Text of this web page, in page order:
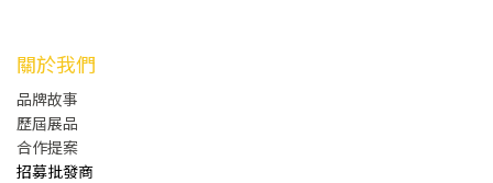
關於我們
品牌故事
歷屆展品
合作提案
招募批發商